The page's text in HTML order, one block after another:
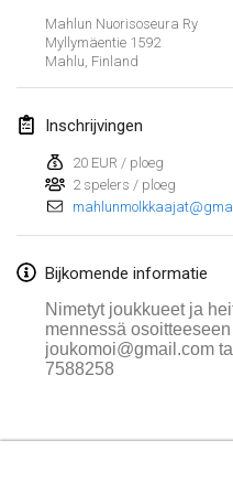
Mahlun Nuorisoseura Ry
Myllymäentie 1592
Mahlu Finland
Inschrijvingen
20 EUR / ploeg
2 spelers / ploeg
Bijkomende informatie
Nimetyt joukkueet ja
mennessä osoitteeseen
joukomoi@gmail.com
7588258
Lumi Mölkky
3 feb. 2018
10 feb. 2018
Faschings-Mölkky
11 feb. 2018|Duitsland
Rakovnické
SM HalliMölkky -
24 feb. 2018